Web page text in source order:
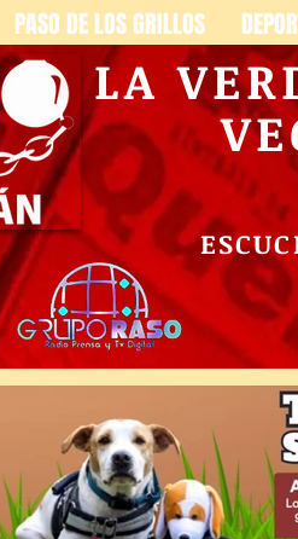
PASO DE LOS GRILLOS
LA